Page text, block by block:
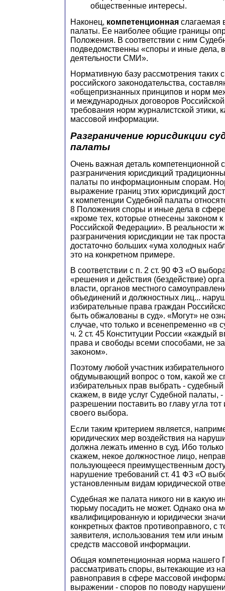
общественные интересы.
Наконец, компетенционная слагаемая
палаты. Ее наиболее общие границы
Положения. В соответствии с ним
подведомственны «споры и иные дела,
деятельности СМИ».
Нормативную базу рассмотрения таких
российского законодательства,
«общепризнанных принципов и норм
и международных договоров
требования норм журналистской этики,
массовой информации.
Разграничение юрисдикции
палаты
Очень важная деталь компетенционной
разграничения юрисдикций
палаты по информационным спорам.
выражение границ этих юрисдикций
к компетенции Судебной палаты
8 Положения споры и иные дела в
«кроме тех, которые отнесены законом
Российской Федерации». В реальности
разграничения юрисдикции не так
достаточно больших «ума холодных
это на конкретном примере.
В соответствии с п. 2 ст. 90 ФЗ «О
«решения и действия (бездействие)
власти, органов местного
объединений и должностных лиц...
избирательные права граждан
быть обжалованы в суд». «Могут» не
случае, что только и всенепременно «в
ч. 2 ст. 45 Конституции России «каждый
права и свободы всеми способами, не
законом».
Поэтому любой участник
обдумывающий вопрос о том, какой же
избирательных прав выбрать -
скажем, в виде услуг Судебной палаты,
разрешении поставить во главу угла
своего выбора.
Если таким критерием является,
юридических мер воздействия на
должна лежать именно в суд. Ибо
скажем, некое должностное лицо,
пользующееся преимущественным
нарушение требований ст. 41 ФЗ «О
установленным видам юридической
Судебная же палата никого ни в какую
тюрьму посадить не может. Однако она
квалифицированную и юридически
конкретных фактов противоправного, с
заявителя, использования тем или
средств массовой информации.
Общая компетенционная норма нашего
рассматривать споры, вытекающие из
равноправия в сфере массовой
выражении - споров по поводу